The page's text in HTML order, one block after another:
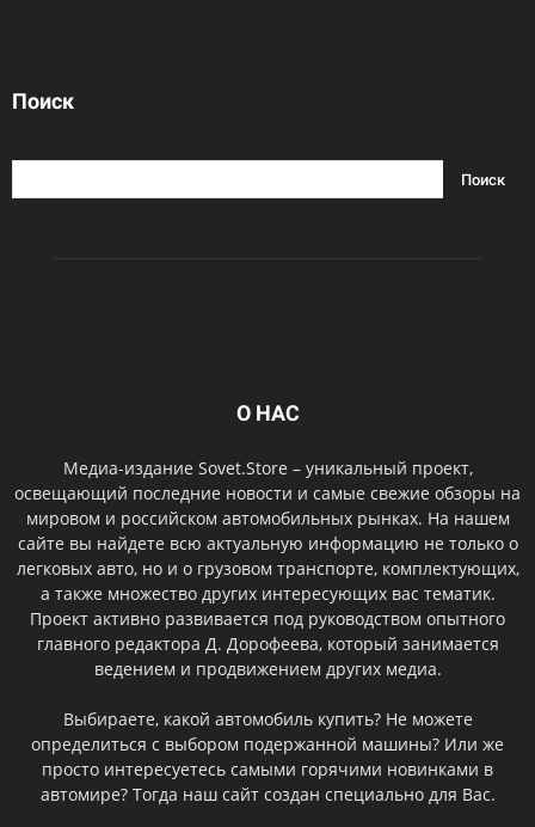
Поиск
О НАС
Медиа-издание Sovet.Store – уникальный проект,
освещающий последние новости и самые свежие обзоры на
мировом и российском автомобильных рынках. На нашем
сайте вы найдете всю актуальную информацию не только о
легковых авто, но и о грузовом транспорте, комплектующих,
а также множество других интересующих вас тематик.
Проект активно развивается под руководством опытного
главного редактора Д. Дорофеева, который занимается
ведением и продвижением других медиа.
Выбираете, какой автомобиль купить? Не можете
определиться с выбором подержанной машины? Или же
просто интересуетесь самыми горячими новинками в
автомире? Тогда наш сайт создан специально для Вас.